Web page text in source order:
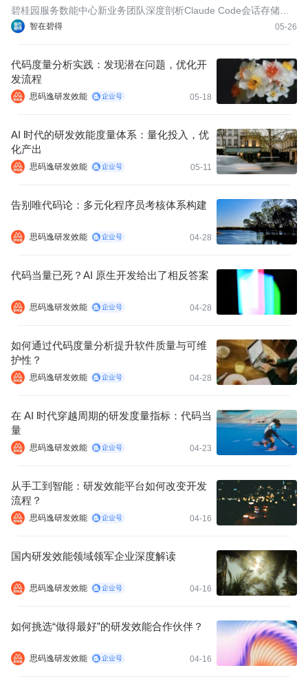
难题
智在碧得 05-26
碧桂园服务数能中心新业务团队深度剖析Claude Code会话存储与
项目绑定机制，通过工程记忆三层架构解决长周期任务记忆断层和
代码度量分析实践：发现潜在问题，优化开
发流程
思码逸研发效能 05-18
AI 时代的研发效能度量体系：量化投入，优
化产出
思码逸研发效能 05-11
告别唯代码论：多元化程序员考核体系构建
思码逸研发效能 04-28
代码当量已死？AI 原生开发给出了相反答案
思码逸研发效能 04-28
如何通过代码度量分析提升软件质量与可维
护性？
思码逸研发效能 04-28
在 AI 时代穿越周期的研发度量指标：代码当
量
思码逸研发效能 04-23
从手工到智能：研发效能平台如何改变开发
流程？
思码逸研发效能 04-16
国内研发效能领域领军企业深度解读
思码逸研发效能 04-16
如何挑选“做得最好”的研发效能合作伙伴？
思码逸研发效能 04-16